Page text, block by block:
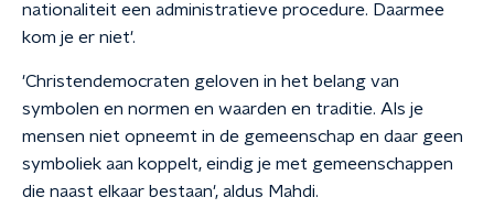
nationaliteit een administratieve procedure. Daarmee
kom je er niet'.
'Christendemocraten geloven in het belang van
symbolen en normen en waarden en traditie. Als je
mensen niet opneemt in de gemeenschap en daar geen
symboliek aan koppelt, eindig je met gemeenschappen
die naast elkaar bestaan', aldus Mahdi.